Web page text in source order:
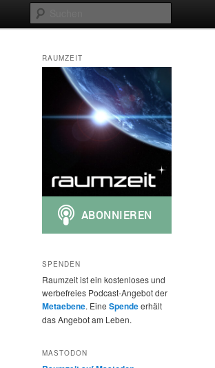
u
RAUMZEIT
SPENDEN
Raumzeit ist ein kostenloses und
werbefreies Podcast-Angebot der
Metaebene. Eine Spendeerhält
das Angebot am Leben.
MASTODON